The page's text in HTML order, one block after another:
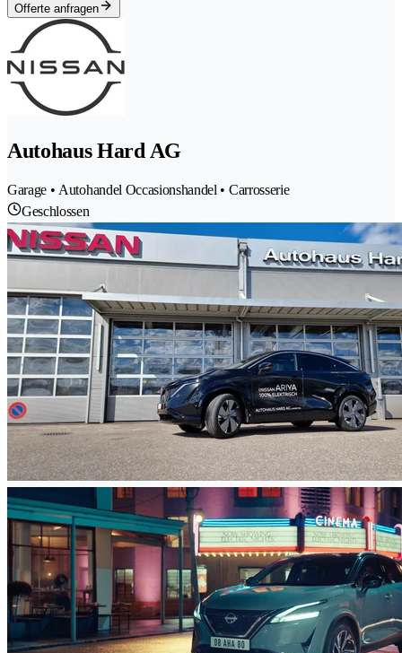
Offerte anfragen
Autohaus Hard AG
Garage • Autohandel Occasionshandel • Carrosserie
Geschlossen